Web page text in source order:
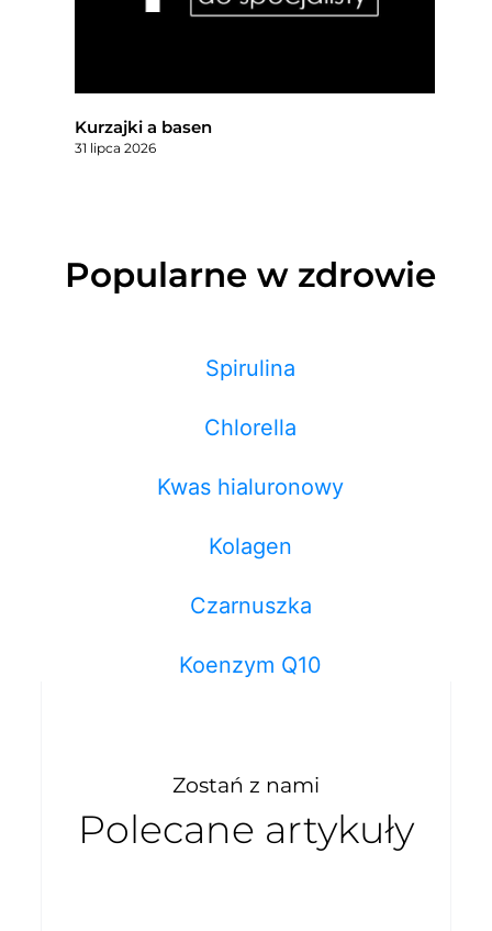
Kurzajki a basen
31 lipca 2026
Popularne w zdrowie
Spirulina
Chlorella
Kwas hialuronowy
Kolagen
Czarnuszka
Koenzym Q10
Zostań z nami
Polecane artykuły